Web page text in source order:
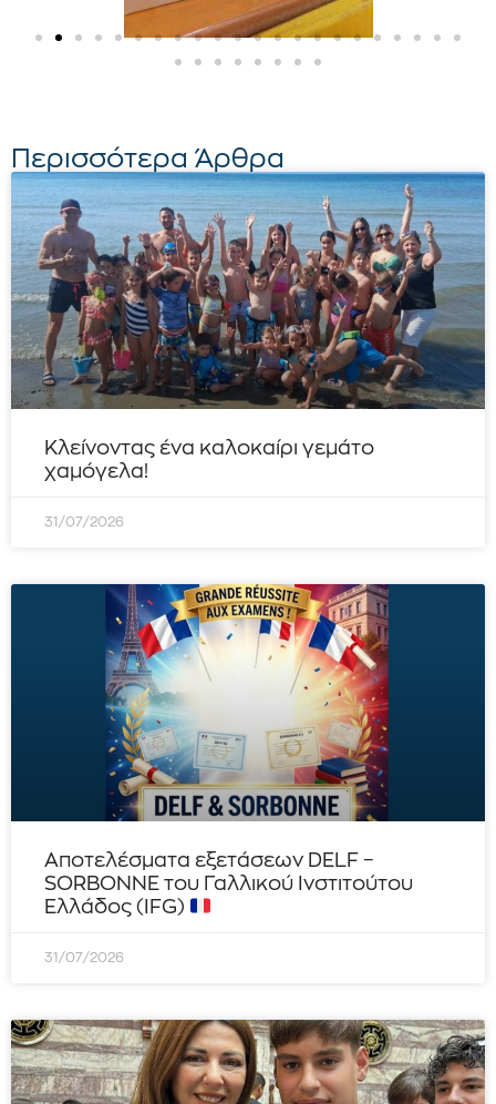
Περισσότερα Άρθρα
Κλείνοντας ένα καλοκαίρι γεμάτο
χαμόγελα!
31/07/2026
Αποτελέσματα εξετάσεων DELF –
SORBONNE του Γαλλικού Ινστιτούτου
Ελλάδος (IFG)
31/07/2026